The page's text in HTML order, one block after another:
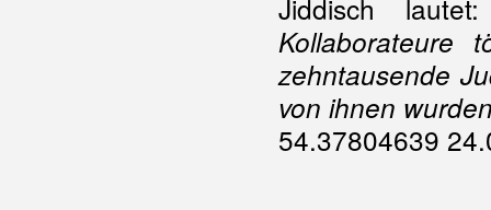
Jiddisch
Kollaborateure
zehntausende
von ihnen
54.37804639